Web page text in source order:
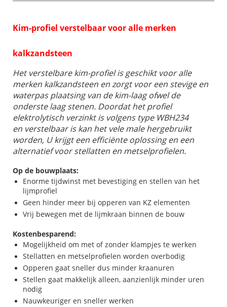
Kim-profiel verstelbaar voor alle merken
kalkzandsteen
Het verstelbare kim-profiel is geschikt voor alle
merken kalkzandsteen en zorgt voor een stevige en
waterpas plaatsing van de kim-laag ofwel de
onderste laag stenen. Doordat het profiel
elektrolytisch verzinkt is volgens type WBH234
en verstelbaar is kan het vele male hergebruikt
worden, U krijgt een efficiënte oplossing en een
alternatief voor stellatten en metselprofielen.
Op de bouwplaats:
Enorme tijdwinst met bevestiging en stellen van het
lijmprofiel
Geen hinder meer bij opperen van KZ elementen
Vrij bewegen met de lijmkraan binnen de bouw
Kostenbesparend:
Mogelijkheid om met of zonder klampjes te werken
Stellatten en metselprofielen worden overbodig
Opperen gaat sneller dus minder kraanuren
Stellen gaat makkelijk alleen, aanzienlijk minder uren
nodig
Nauwkeuriger en sneller werken